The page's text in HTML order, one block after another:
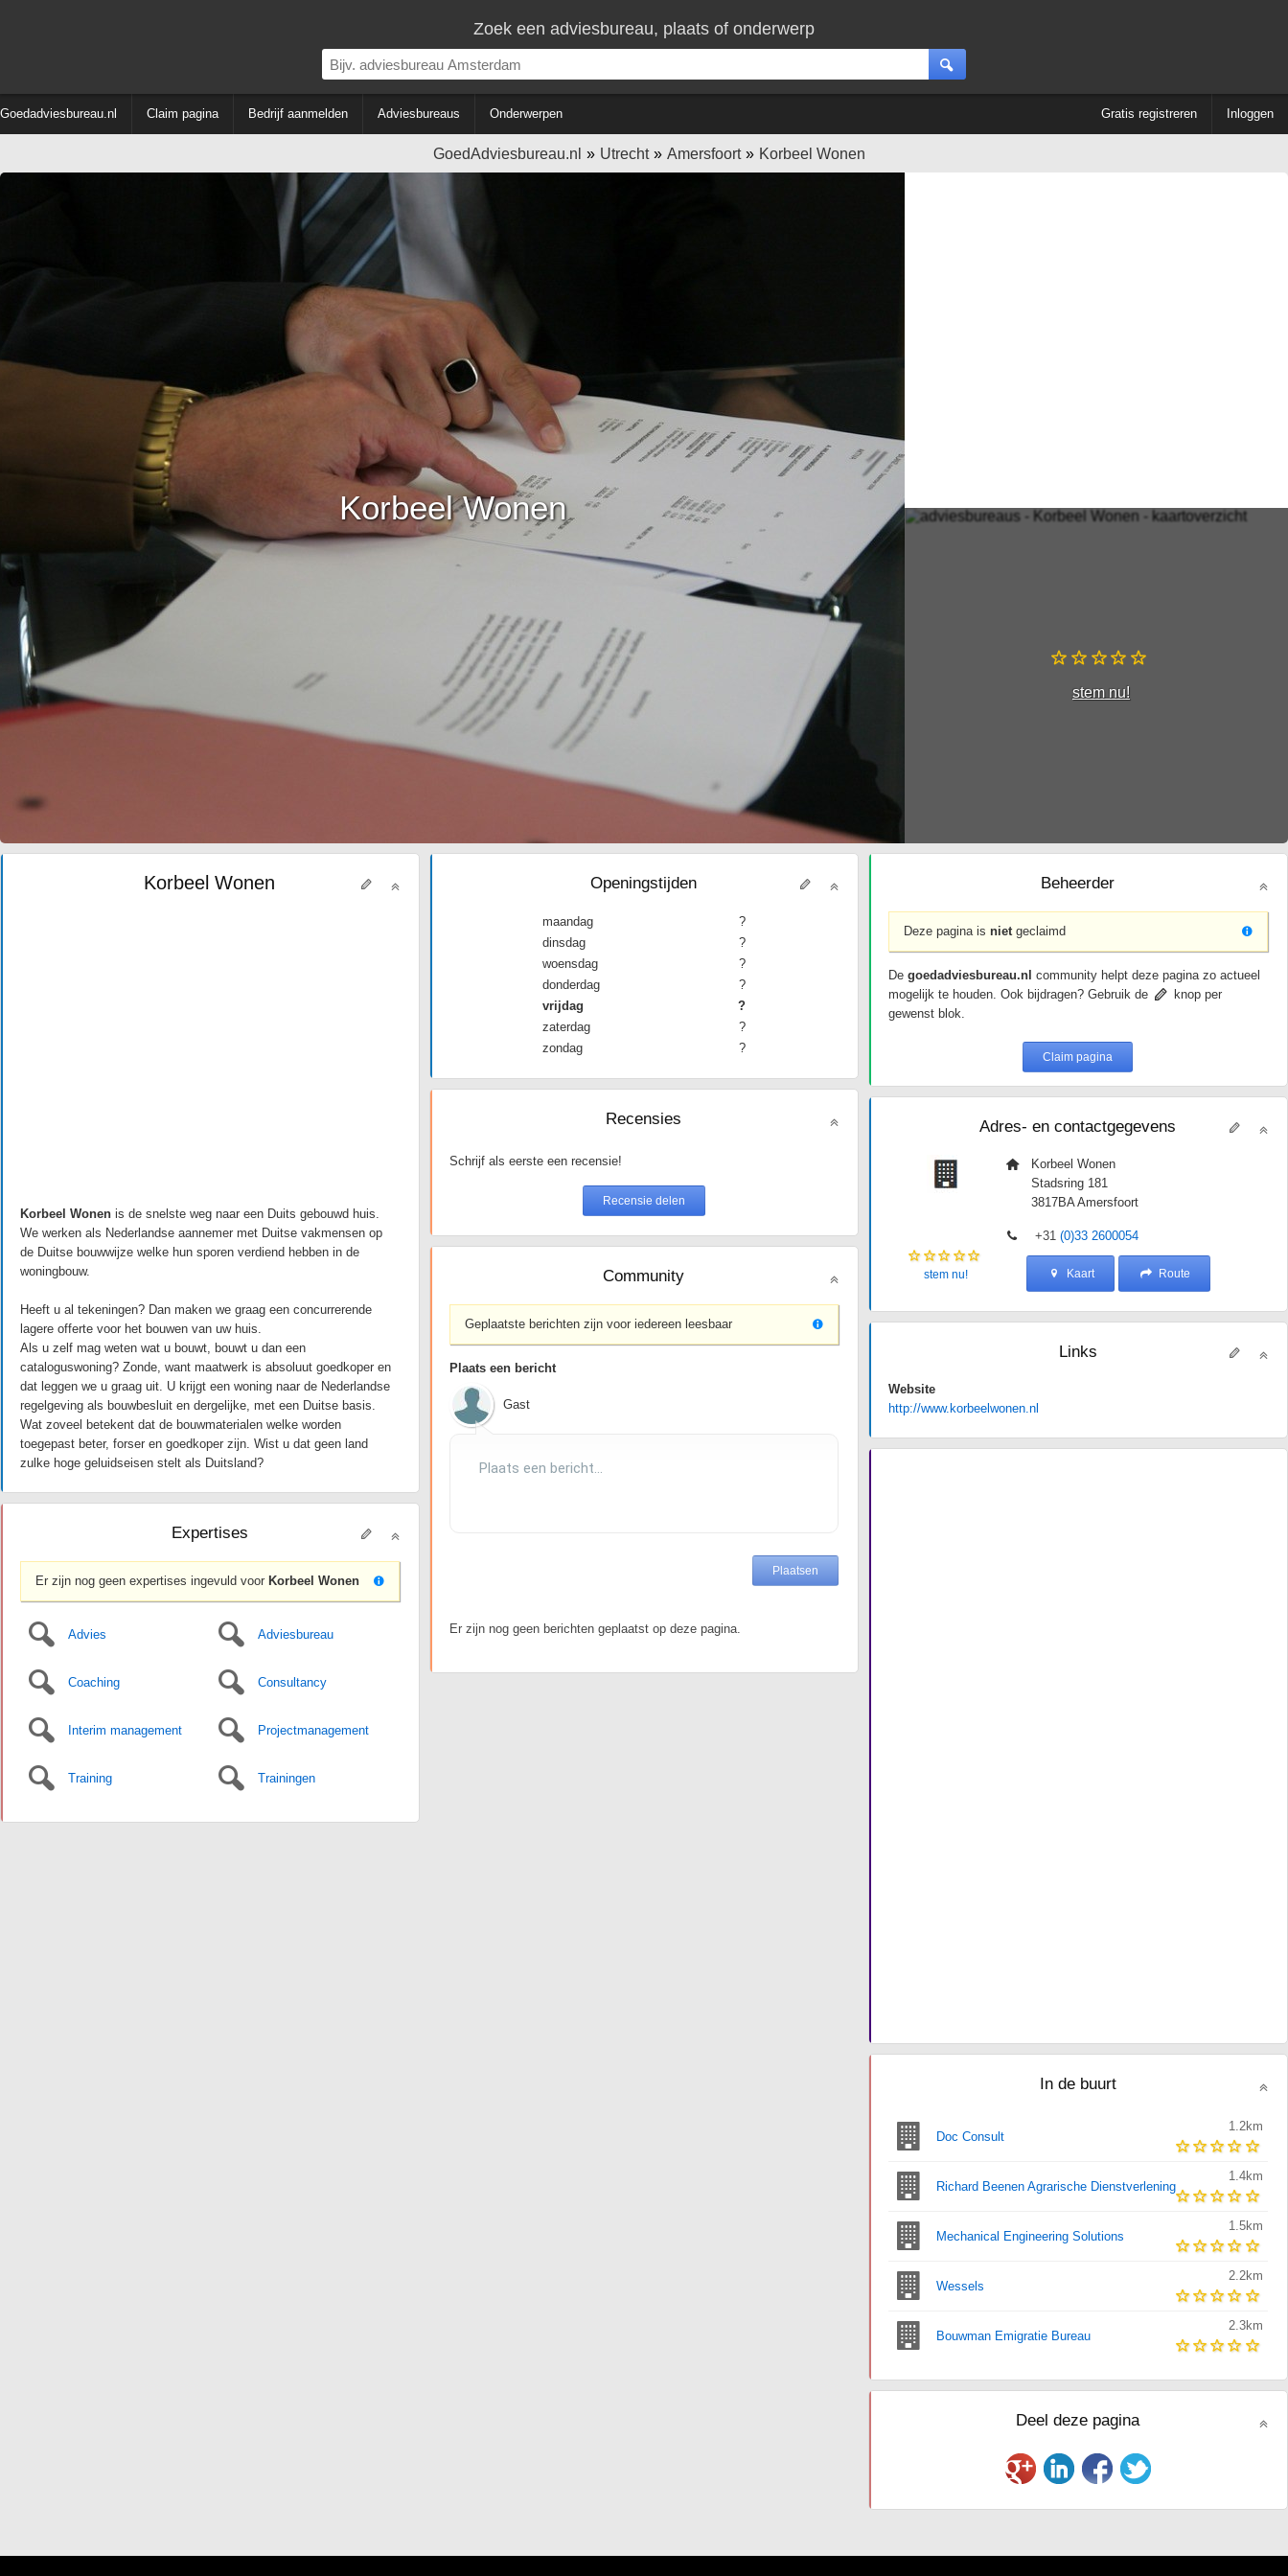
Zoek een adviesbureau, plaats of onderwerp
Goedadviesbureau.nl Claim pagina Bedrijf aanmelden Adviesbureaus Onderwerpen Gratis registreren Inloggen
GoedAdviesbureau.nl Utrecht Amersfoort Korbeel Wonen
Korbeel Wonen
stem nu!
Korbeel Wonen
Korbeel Wonen is de snelste weg naar een Duits gebouwd huis.
We werken als Nederlandse aannemer met Duitse vakmensen op
de Duitse bouwwijze welke hun sporen verdiend hebben in de
woningbouw.
Heeft u al tekeningen? Dan maken we graag een concurrerende
lagere offerte voor het bouwen van uw huis.
Als u zelf mag weten wat u bouwt, bouwt u dan een
cataloguswoning? Zonde, want maatwerk is absoluut goedkoper en
dat leggen we u graag uit. U krijgt een woning naar de Nederlandse
regelgeving als bouwbesluit en dergelijke, met een Duitse basis.
Wat zoveel betekent dat de bouwmaterialen welke worden
toegepast beter, forser en goedkoper zijn. Wist u dat geen land
zulke hoge geluidseisen stelt als Duitsland?
Expertises
Er zijn nog geen expertises ingevuld voor Korbeel Wonen
Advies Adviesbureau
Coaching Consultancy
Interim management Projectmanagement
Training Trainingen
Openingstijden
maandag
?
dinsdag
?
woensdag
?
donderdag
?
vrijdag
?
zaterdag
?
zondag
?
Recensies
Schrijf als eerste een recensie!
Community
Geplaatste berichten zijn voor iedereen leesbaar
Plaats een bericht
Gast
Er zijn nog geen berichten geplaatst op deze pagina.
Beheerder
Deze pagina is nietgeclaimd
De goedadviesbureau.nl community helpt deze pagina zo actueel
mogelijk te houden. Ook bijdragen? Gebruik de
knop per
gewenst blok.
Claim pagina
Adres- en contactgegevens
Korbeel Wonen
Stadsring 181
3817BAAmersfoort
+31(0)33 2600054
stem nu! Kaart Route
Links
Website
http://www.korbeelwonen.nl
In de buurt
Doc Consult
1.2km
Richard Beenen Agrarische Dienstverlening
1.4km
Mechanical Engineering Solutions
1.5km
Wessels
2.2km
Bouwman Emigratie Bureau
2.3km
Deel deze pagina